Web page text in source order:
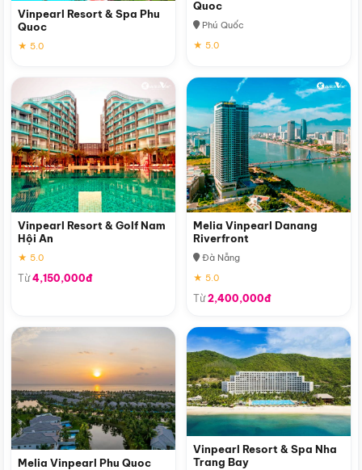
Vinpearl Resort & Spa Phu
Quoc
★ 5.0
Quoc
Phú Quốc
★ 5.0
Vinpearl Resort & Golf Nam
Hội An
★ 5.0
Từ4,150,000đ
Melia Vinpearl Danang
Riverfront
Đà Nẵng
★ 5.0
Từ2,400,000đ
Melia Vinpearl Phu Quoc
Vinpearl Resort & Spa Nha
Trang Bay